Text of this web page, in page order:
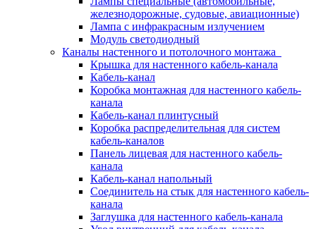
железнодорожные, судовые, авиационные)
Лампа с инфракрасным излучением
Модуль светодиодный
Каналы настенного и потолочного монтажа
Крышка для настенного кабель-канала
Кабель-канал
Коробка монтажная для настенного кабель-
канала
Кабель-канал плинтусный
Коробка распределительная для систем
кабель-каналов
Панель лицевая для настенного кабель-
канала
Кабель-канал напольный
Соединитель на стык для настенного кабель-
канала
Заглушка для настенного кабель-канала